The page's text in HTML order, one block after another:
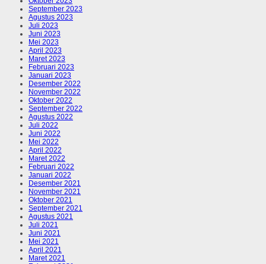
September 2023
Agustus 2023
Juli 2023
Juni 2023
Mei 2023
April 2023
Maret 2023
Februari 2023
Januari 2023
Desember 2022
November 2022
Oktober 2022
September 2022
Agustus 2022
Juli 2022
Juni 2022
Mei 2022
April 2022
Maret 2022
Februari 2022
Januari 2022
Desember 2021
November 2021
Oktober 2021
September 2021
Agustus 2021
Juli 2021
Juni 2021
Mei 2021
April 2021
Maret 2021